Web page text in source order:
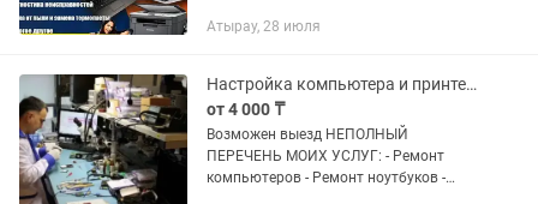
пыли, замена термопасты. • Установка
Атырау, 28 июля
Настройка компьютера и принтеров, Заправка картриджей, Прошивка телефона
от 4 000 ₸
Возможен выезд НЕПОЛНЫЙ
ПЕРЕЧЕНЬ МОИХ УСЛУГ: - Ремонт
компьютеров - Ремонт ноутбуков -